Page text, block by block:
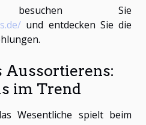
besuchen Sie
und entdecken Sie die
Aussortierens:
im Trend
Wesentliche spielt beim